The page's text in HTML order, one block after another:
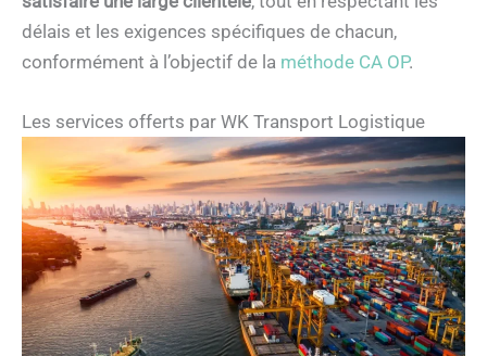
délais et les exigences spécifiques de chacun,
conformément à l’objectif de la méthode CA OP.
Les services offerts par WK Transport Logistique